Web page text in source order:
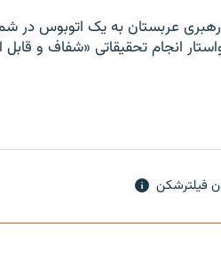
عربستان به یک اتوبوس در
انجام تحقیقاتی «شفاف و قابل
فیلترشکن